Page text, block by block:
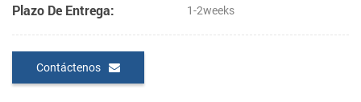
Plazo De Entrega: 1-2weeks
Contáctenos